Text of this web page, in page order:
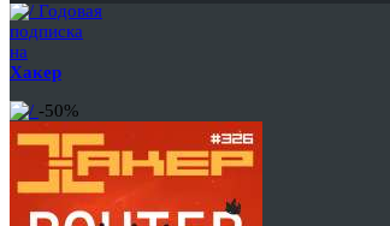
Годовая
подписка
на
Хакер
-50%